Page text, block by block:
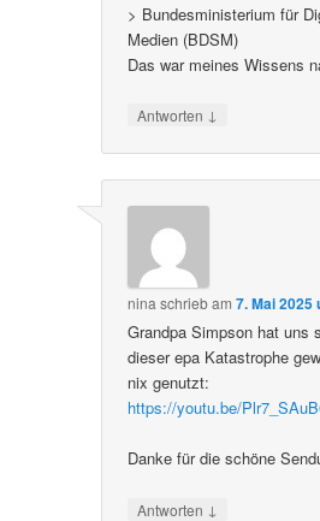
> Bundesministerium für
Medien (BDSM)
Das war meines Wissens
Antworten ↓
nina schriebam7. Mai 2025
Grandpa Simpson hat uns
dieser epa Katastrophe
nix genutzt:
https://youtu.be/
Danke für die schöne
Antworten ↓